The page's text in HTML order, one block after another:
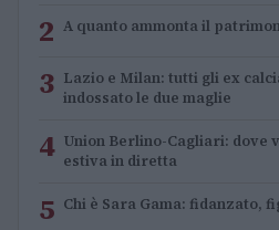
2 A quanto ammonta il
3 Lazio e Milan: tutti gli ex
indossato le due maglie
4 Union Berlino-Cagliari: dove
estiva in diretta
5 Chi è Sara Gama: fidanzato,